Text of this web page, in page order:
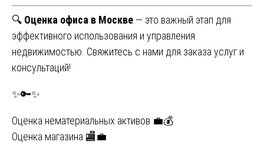
🔍 Оценка офиса в Москве — это важный этап для
эффективного использования и управления
недвижимостью. Свяжитесь с нами для заказа услуг и
консультаций!
✨🔑✨
Навигация
по
Оценка нематериальных активов 💼💰
Оценка магазина 🏬💼